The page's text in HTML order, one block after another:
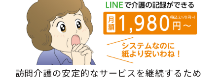
訪問介護の安定的なサービスを継続するため